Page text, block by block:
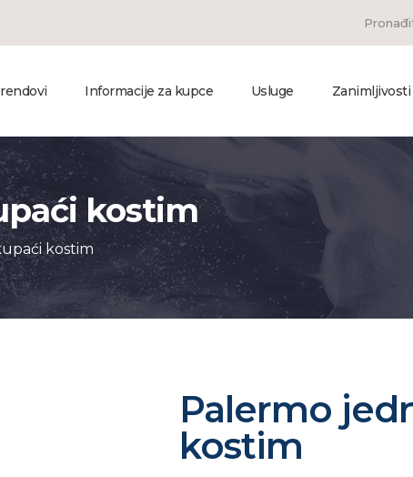
Informacije za kupce Usluge Zanimljivosti
kostim
kostim
Palermo
kostim